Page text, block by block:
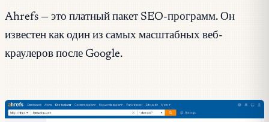
Ahrefs — это платный пакет SEO-программ. Он
известен как один из самых масштабных веб-
краулеров после Google.